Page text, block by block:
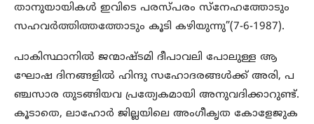
താനുയായികൾ ഇവിടെ പരസ്പരം സ്നേഹത്തോടും
സഹവർത്തിത്തത്തോടും കൂടി കഴിയുന്നു”(7-6-1987).
പാകിസ്ഥാനിൽ ജന്മാഷ്ടമി ദീപാവലി പോലുള്ള ആ
ഘോഷ ദിനങ്ങളിൽ ഹിന്ദു സഹോദരങ്ങൾക്ക് അരി, പ
ഞ്ചസാര തുടങ്ങിയവ പ്രത്യേകമായി അനുവദിക്കാറുണ്ട്.
കൂടാതെ, ലാഹോർ ജില്ലയിലെ അംഗീകൃത കോളേജുക